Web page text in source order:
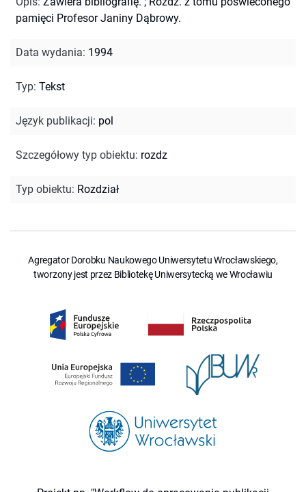
pamięci Profesor Janiny Dąbrowy.
Data wydania: 1994
Typ: Tekst
Język publikacji: pol
Szczegółowy typ obiektu: rozdz
Typ obiektu: Rozdział
Agregator Dorobku Naukowego Uniwersytetu Wrocławskiego,
tworzony jest przez Bibliotekę Uniwersytecką we Wrocławiu